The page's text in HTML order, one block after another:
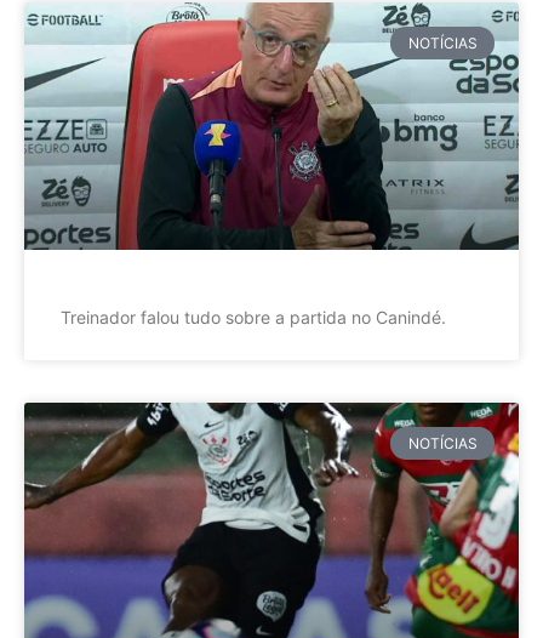
NOTÍCIAS
Treinador falou tudo sobre a partida no Canindé.
NOTÍCIAS